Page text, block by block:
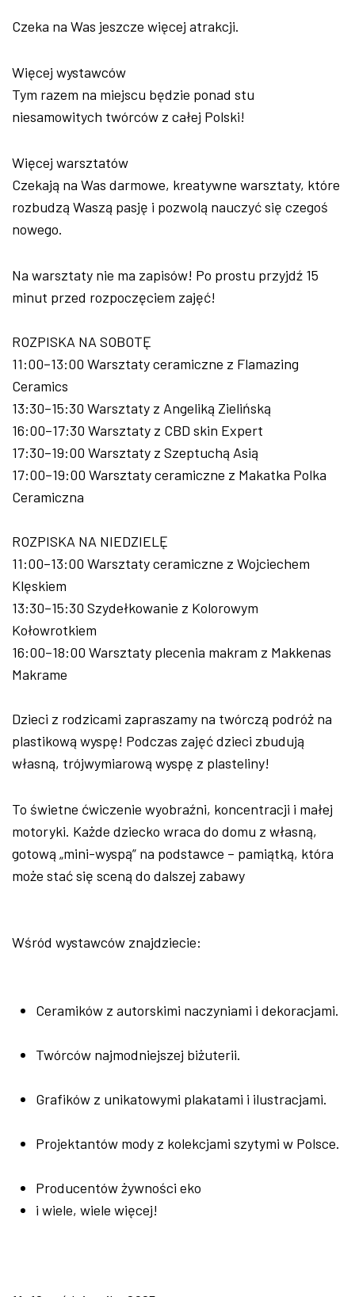
Czeka na Was jeszcze więcej atrakcji.
Więcej wystawców
Tym razem na miejscu będzie ponad stu
niesamowitych twórców z całej Polski!
Więcej warsztatów
Czekają na Was darmowe, kreatywne warsztaty, które
rozbudzą Waszą pasję i pozwolą nauczyć się czegoś
nowego.
Na warsztaty nie ma zapisów! Po prostu przyjdź 15
minut przed rozpoczęciem zajęć!
ROZPISKA NA SOBOTĘ
11:00–13:00 Warsztaty ceramiczne z Flamazing
Ceramics
13:30–15:30 Warsztaty z Angeliką Zielińską
16:00–17:30 Warsztaty z CBD skin Expert
17:30–19:00 Warsztaty z Szeptuchą Asią
17:00–19:00 Warsztaty ceramiczne z Makatka Polka
Ceramiczna
ROZPISKA NA NIEDZIELĘ
11:00–13:00 Warsztaty ceramiczne z Wojciechem
Klęskiem
13:30–15:30 Szydełkowanie z Kolorowym
Kołowrotkiem
16:00–18:00 Warsztaty plecenia makram z Makkenas
Makrame
Dzieci z rodzicami zapraszamy na twórczą podróż na
plastikową wyspę! Podczas zajęć dzieci zbudują
własną, trójwymiarową wyspę z plasteliny!
To świetne ćwiczenie wyobraźni, koncentracji i małej
motoryki. Każde dziecko wraca do domu z własną,
gotową „mini-wyspą” na podstawce – pamiątką, która
może stać się sceną do dalszej zabawy
Wśród wystawców znajdziecie:
Ceramików z autorskimi naczyniami i dekoracjami.
Twórców najmodniejszej biżuterii.
Grafików z unikatowymi plakatami i ilustracjami.
Projektantów mody z kolekcjami szytymi w Polsce.
Producentów żywności eko
i wiele, wiele więcej!